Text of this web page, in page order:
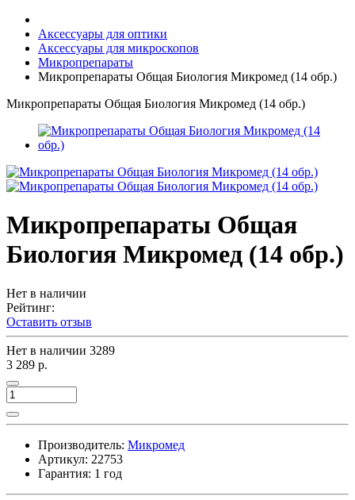
Аксессуары для оптики
Аксессуары для микроскопов
Микропрепараты
Микропрепараты Общая Биология Микромед (14 обр.)
Микропрепараты Общая Биология Микромед (14 обр.)
Микропрепараты Общая
Биология Микромед (14 обр.)
Нет в наличии
Рейтинг:
Оставить отзыв
Нет в наличии 3289
3 289 р.
Производитель: Микромед
Артикул: 22753
Гарантия: 1 год